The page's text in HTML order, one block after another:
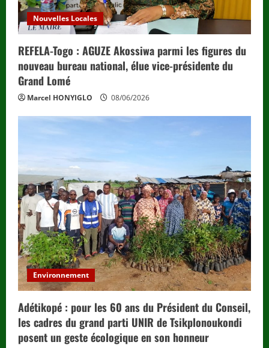
Nouvelles Locales
REFELA-Togo : AGUZE Akossiwa parmi les figures du
nouveau bureau national, élue vice-présidente du
Grand Lomé
Marcel HONYIGLO 08/06/2026
Environnement
Adétikopé : pour les 60 ans du Président du Conseil,
les cadres du grand parti UNIR de Tsikplonoukondi
posent un geste écologique en son honneur